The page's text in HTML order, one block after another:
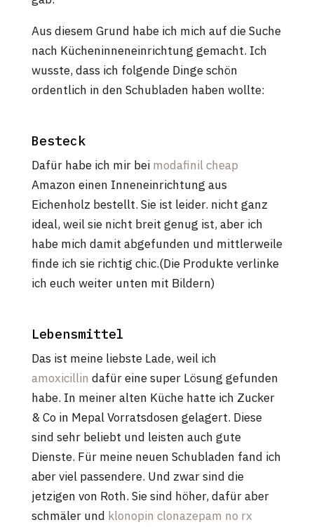
Aus diesem Grund habe ich mich auf die Suche
nach Kücheninneneinrichtung gemacht. Ich
wusste, dass ich folgende Dinge schön
ordentlich in den Schubladen haben wollte:
Besteck
Dafür habe ich mir bei modafinil cheap
Amazon einen Inneneinrichtung aus
Eichenholz bestellt. Sie ist leider. nicht ganz
ideal, weil sie nicht breit genug ist, aber ich
habe mich damit abgefunden und mittlerweile
finde ich sie richtig chic.(Die Produkte verlinke
ich euch weiter unten mit Bildern)
Lebensmittel
Das ist meine liebste Lade, weil ich
amoxicillin dafür eine super Lösung gefunden
habe. In meiner alten Küche hatte ich Zucker
& Co in Mepal Vorratsdosen gelagert. Diese
sind sehr beliebt und leisten auch gute
Dienste. Für meine neuen Schubladen fand ich
aber viel passendere. Und zwar sind die
jetzigen von Roth. Sie sind höher, dafür aber
schmäler und klonopin clonazepam no rx